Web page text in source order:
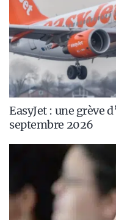
EasyJet : une grève
septembre 2026